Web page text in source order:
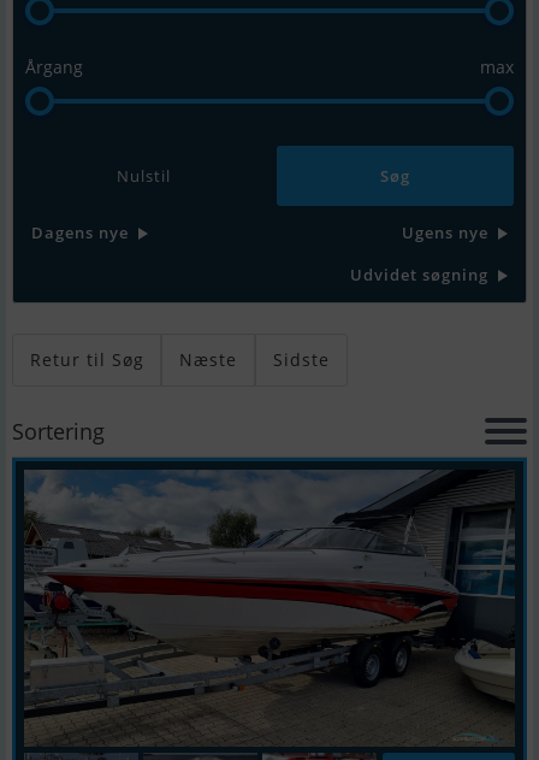
Årgang max
Nulstil
Dagens nye
Ugens nye
Udvidet søgning
Retur til Søg Næste Sidste
Sortering